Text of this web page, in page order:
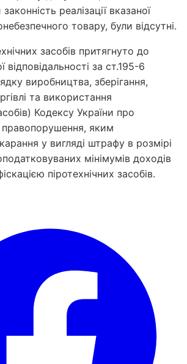
реалізації вказаної
товару, були відсутні.
засобів притягнуто до
відповідальності за ст.195-6
виробництва, зберігання,
та використання
Кодексу України про
правопорушення, яким
у вигляді штрафу в розмірі
мінімумів доходів
піротехнічних засобів.